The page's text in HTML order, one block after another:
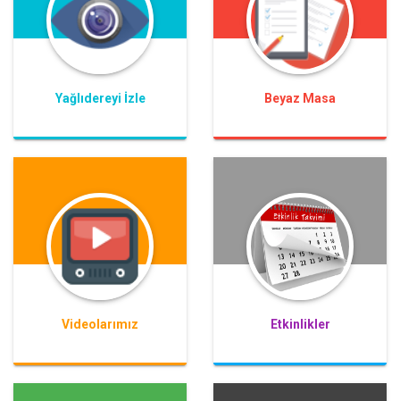
Yaklaşık 1200 Çocuk Katıldı.
Yağlıdereyi İzle Beyaz Masa
Videolarımız Etkinlikler